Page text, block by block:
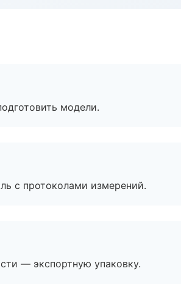
модели.
с протоколами измерений.
— экспортную упаковку.